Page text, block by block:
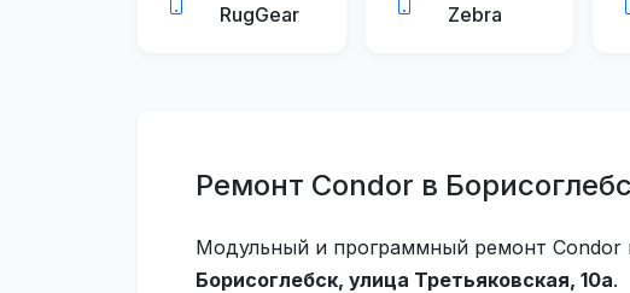
RugGear Zebra
Ремонт Condor в
Модульный и программный ремонт Condor
Борисоглебск, улица Третьяковская, 10а.